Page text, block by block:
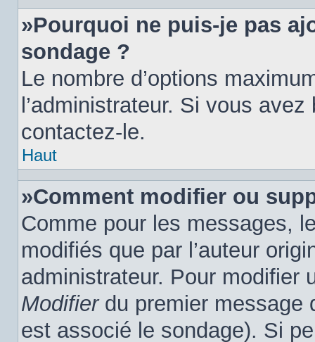
»Pourquoi ne puis-je pas
sondage ?
Le nombre d’options
l’administrateur. Si vous
contactez-le.
Haut
»Comment modifier ou
Comme pour les messages,
modifiés que par l’auteur
administrateur. Pour modifier
Modifierdu premier message
est associé le sondage). Si